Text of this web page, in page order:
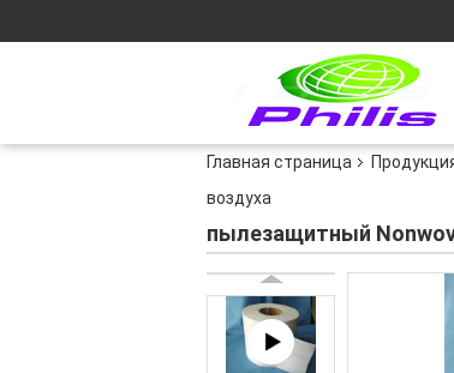
Главная страница
воздуха
пылезащитный